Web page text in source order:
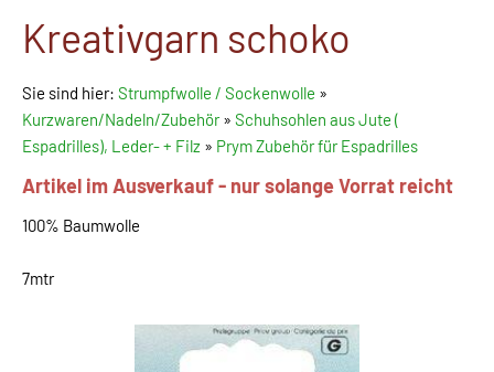
Kreativgarn schoko
Sie sind hier: Strumpfwolle / Sockenwolle »
Kurzwaren/Nadeln/Zubehör» Schuhsohlen aus Jute (
Espadrilles), Leder- + Filz » Prym Zubehör für Espadrilles
Artikel im Ausverkauf - nur solange Vorrat reicht
100% Baumwolle
7mtr